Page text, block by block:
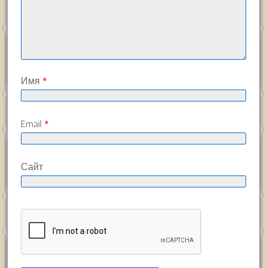
Имя *
Email *
Сайт